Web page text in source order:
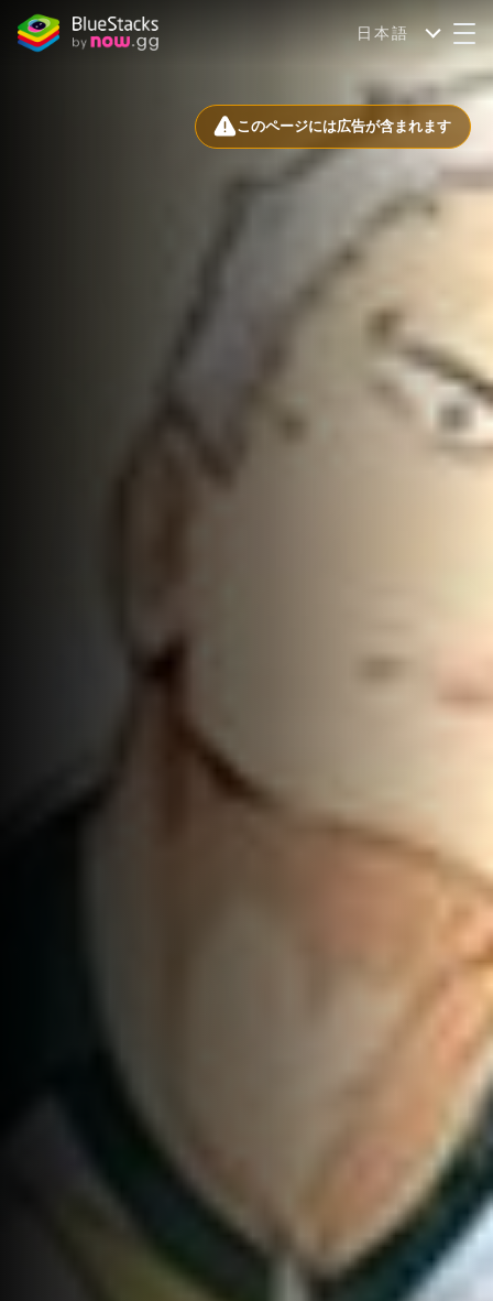
日本語
このページには広告が含まれます